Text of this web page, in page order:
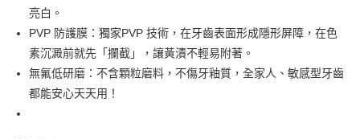
街口支付
悠遊付
Google Pay
亮白。
PVP 防護膜：獨家PVP 技術，在牙齒表面形成隱形屏障，在色
素沉澱前就先「攔截」，讓黃漬不輕易附著。
無氟低研磨：不含顆粒磨料，不傷牙釉質，全家人、敏感型牙齒
都能安心天天用！